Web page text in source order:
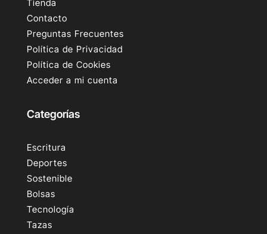
Tienda
Contacto
Preguntas Frecuentes
Política de Privacidad
Política de Cookies
Acceder a mi cuenta
Categorías
Escritura
Deportes
Sostenible
Bolsas
Tecnología
Tazas